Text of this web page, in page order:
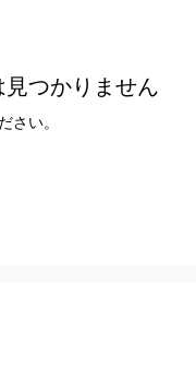
つかりません
さい。